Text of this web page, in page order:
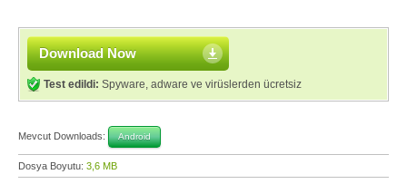
Download Now
Test edildi: Spyware, adware ve virüslerden ücretsiz
Mevcut Downloads: Android
Dosya Boyutu: 3,6 MB